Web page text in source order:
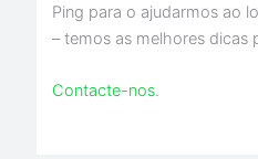
Ping para o ajudarmos ao
– temos as melhores dicas
Contacte-nos.